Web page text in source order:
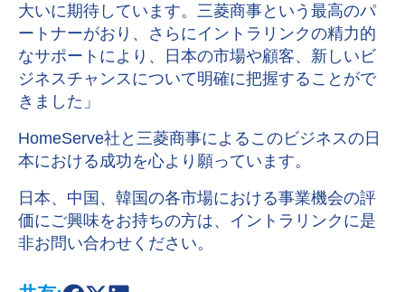
大いに期待しています。三菱商事という最高のパ
ートナーがおり、さらにイントラリンクの精力的
なサポートにより、日本の市場や顧客、新しいビ
ジネスチャンスについて明確に把握することがで
きました」
HomeServe社と三菱商事によるこのビジネスの日
本における成功を心より願っています。
日本、中国、韓国の各市場における事業機会の評
価にご興味をお持ちの方は、イントラリンクに是
非お問い合わせください。